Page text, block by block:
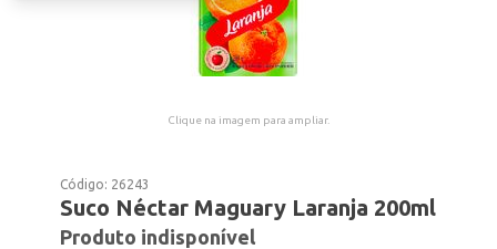
Clique na imagem para ampliar.
Código: 26243
Suco Néctar Maguary Laranja 200ml
Produto indisponível